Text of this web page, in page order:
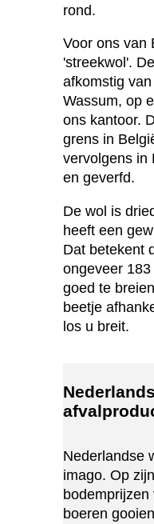
rond.
Voor ons van
'streekwol'.
afkomstig
Wassum, op
ons kantoor.
grens in
vervolgens in
en geverfd.
De wol is
heeft een
Dat betekent
ongeveer
goed te
beetje
los u breit.
Nederlandse
imago. Op
bodemprijzen
boeren